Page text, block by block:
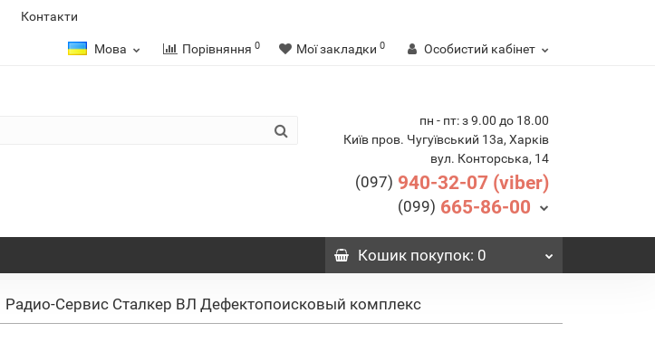
Контакти
Мова Порівняння 0 Мої закладки 0 Особистий кабінет
пн - пт: з 9.00 до 18.00
Київ пров. Чугуївський 13а, Харків
вул. Конторська, 14
(097) 940-32-07 (viber)
(099) 665-86-00
Кошикпокупок: 0
Радио-Сервис Сталкер ВЛ Дефектопоисковый комплекс